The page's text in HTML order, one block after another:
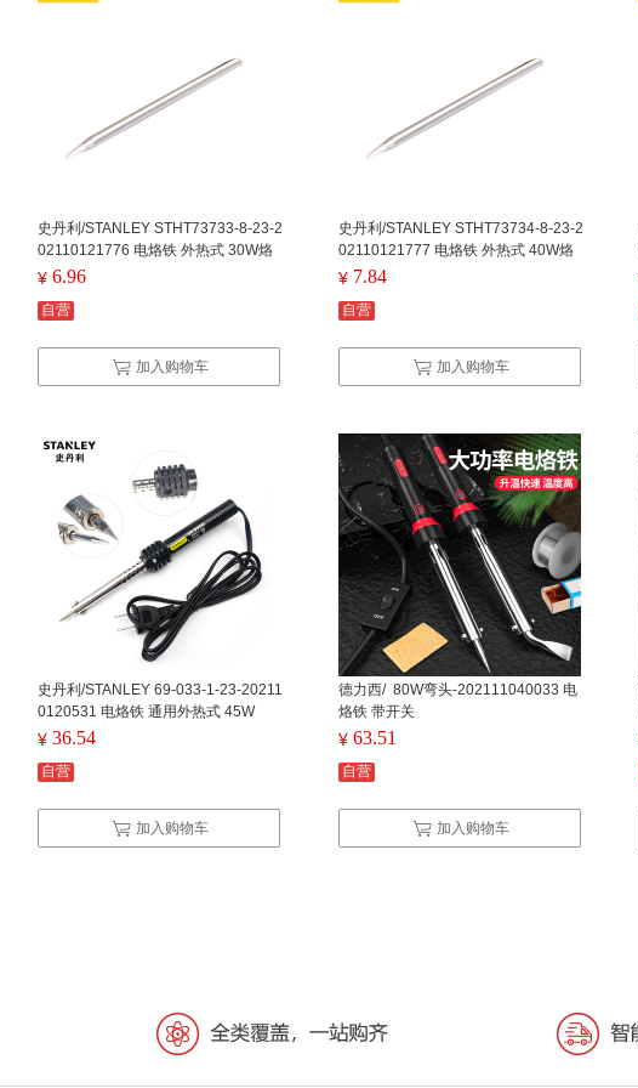
史丹利/STANLEY STHT73733-8-23-2
02110121776 电烙铁 外热式 30W烙
铁头(尖头)
¥ 6.96
自营
加入购物车
史丹利/STANLEY STHT73734-8-23-2
02110121777 电烙铁 外热式 40W烙
铁头(尖头)
¥ 7.84
自营
加入购物车
史丹利/STANLEY 69-033-1-23-20211
0120531 电烙铁 通用外热式 45W
¥ 36.54
自营
加入购物车
德力西/ 80W弯头-202111040033 电
烙铁 带开关
¥ 63.51
自营
加入购物车